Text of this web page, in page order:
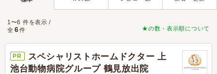
★の数・表示順について
1〜6 件を表示 /
全 6件
PR
スペシャリストホームドクター 上
池台動物病院グループ 鶴見放出院